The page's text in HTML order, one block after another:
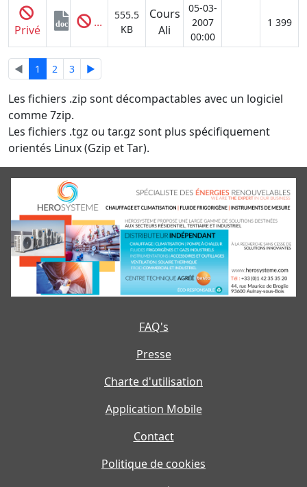
Privé doc ...
555.5
KB
Cours
Ali
05-03-
2007
00:00
1 399
◄ 1 2 3 ►
Les fichiers .zip sont décompactables avec un logiciel
comme 7zip.
Les fichiers .tgz ou tar.gz sont plus spécifiquement
orientés Linux (Gzip et Tar).
FAQ's
Presse
Charte d'utilisation
Application Mobile
Contact
Politique de cookies